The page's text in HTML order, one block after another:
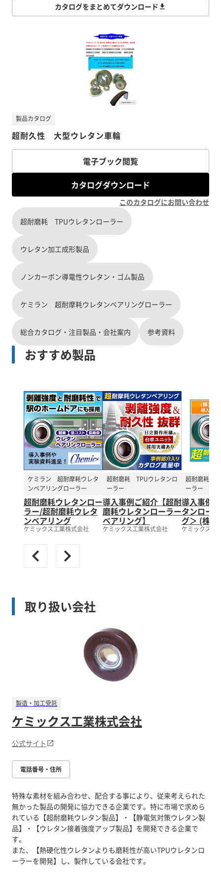
カタログをまとめてダウンロード
超耐久性 大型ウレタン車輪
製品カタログ
電子ブック閲覧
カタログダウンロード
このカタログにお問い合わせ
超耐磨耗 TPUウレタンローラー
ウレタン加工成形製品
ノンカーボン導電性ウレタン・ゴム製品
ケミラン 超耐摩耗ウレタンベアリングローラー
総合カタログ・注目製品・会社案内 参考資料
おすすめ製品
ケミラン 超耐摩耗ウレタ
ンベアリングローラー
超耐磨耗ウレタンロー
ラー/超耐磨耗ウレタ
ンベアリング
ケミックス工業株式会社
超耐磨耗 TPUウレタンロ
ーラー
導入事例ご紹介【超耐
磨耗ウレタンローラー
ベアリング】
ケミックス工業株式会社
超耐磨耗
ーラー
導入事例
タンロー
グ＞ (株)
ケミックス工
取り扱い会社
製造・加工受託
ケミックス工業株式会社
公式サイト
電話番号・住所
特殊な素材を組み合わせ、配合する事により、従来考えられた
無かった製品の開発に協力できる企業です。特に市場で求めら
れている【超耐磨耗ウレタン製品】・【静電気対策ウレタン製
品】・【ウレタン接着強度アップ製品】を開発できる企業で
す。
また、【熱硬化性ウレタンよりも磨耗性が高いTPUウレタンロ
ーラーを開発】し、製作している会社です。